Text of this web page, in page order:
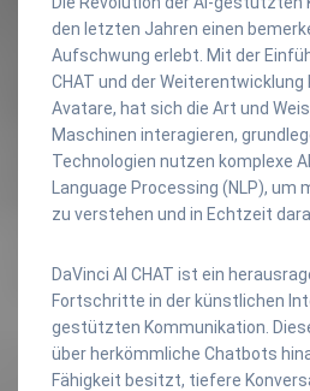
den letzten Jahren einen
Aufschwung erlebt. Mit der
CHAT und der
Avatare, hat sich die Art und
Maschinen interagieren,
Technologien nutzen komplexe
Language Processing (NLP), um
zu verstehen und in Echtzeit
DaVinci AI CHAT ist ein
Fortschritte in der künstlichen
gestützten Kommunikation.
über herkömmliche Chatbots
Fähigkeit besitzt, tiefere